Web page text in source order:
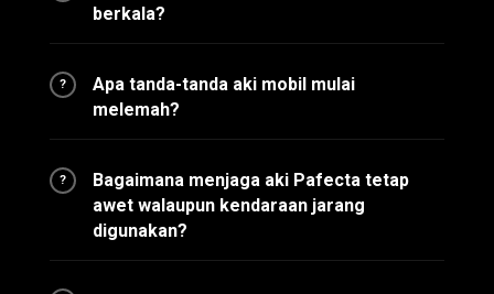
berkala?
?
Apa tanda-tanda aki mobil mulai
melemah?
?
Bagaimana menjaga aki Pafecta tetap
awet walaupun kendaraan jarang
digunakan?